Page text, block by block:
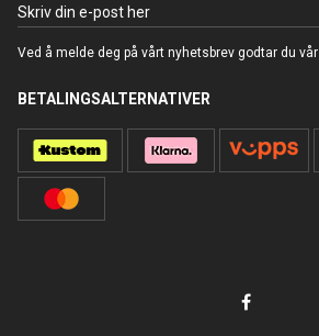
Ved å melde deg på vårt nyhetsbrev godtar du vår
BETALINGSALTERNATIVER